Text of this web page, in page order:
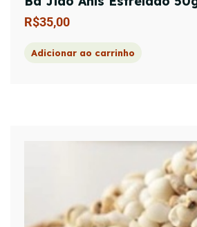
R$35,00
Adicionar ao carrinho